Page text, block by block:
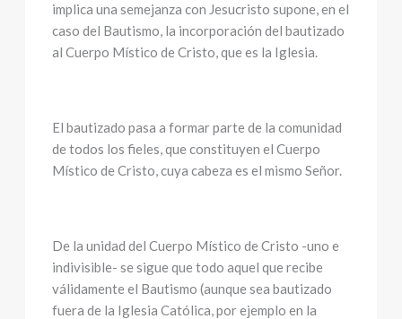
implica una semejanza con Jesucristo supone, en el
caso del Bautismo, la incorporación del bautizado
al Cuerpo Místico de Cristo, que es la Iglesia.
El bautizado pasa a formar parte de la comunidad
de todos los fieles, que constituyen el Cuerpo
Místico de Cristo, cuya cabeza es el mismo Señor.
De la unidad del Cuerpo Místico de Cristo -uno e
indivisible- se sigue que todo aquel que recibe
válidamente el Bautismo (aunque sea bautizado
fuera de la Iglesia Católica, por ejemplo en la